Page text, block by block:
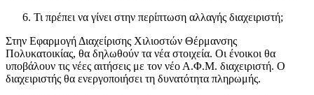
Τι πρέπει να γίνει στην περίπτωση αλλαγής διαχειριστή;
Στην Εφαρμογή Διαχείρισης Χιλιοστών Θέρμανσης
Πολυκατοικίας, θα δηλωθούν τα νέα στοιχεία. Οι ένοικοι θα
υποβάλουν τις νέες αιτήσεις με τον νέο Α.Φ.Μ. διαχειριστή. Ο
διαχειριστής θα ενεργοποιήσει τη δυνατότητα πληρωμής.